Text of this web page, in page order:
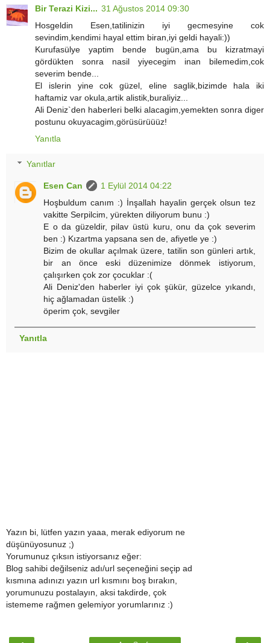
Bir Terazi Kizi... 31 Ağustos 2014 09:30
Hosgeldin Esen,tatilinizin iyi gecmesyine cok
sevindim,kendimi hayal ettim biran,iyi geldi hayali:))
Kurufasülye yaptim bende bugün,ama bu kizratmayi
gördükten sonra nasil yiyecegim inan bilemedim,cok
severim bende...
El islerin yine cok güzel, eline saglik,bizimde hala iki
haftamiz var okula,artik alistik,buraliyiz...
Ali Deniz`den haberleri belki alacagim,yemekten sonra diger
postunu okuyacagim,görüsürüüüz!
Yanıtla
Yanıtlar
Esen Can
1 Eylül 2014 04:22
Hoşbuldum canım :) İnşallah hayalin gerçek olsun tez
vakitte Serpilcim, yürekten diliyorum bunu :)
E o da güzeldir, pilav üstü kuru, onu da çok severim
ben :) Kızartma yapsana sen de, afiyetle ye :)
Bizim de okullar açılmak üzere, tatilin son günleri artık,
bir an önce eski düzenimize dönmek istiyorum,
çalışırken çok zor çocuklar :(
Ali Deniz'den haberler iyi çok şükür, güzelce yıkandı,
hiç ağlamadan üstelik :)
öperim çok, sevgiler
Yanıtla
Yazın bi, lütfen yazın yaaa, merak ediyorum ne
düşünüyosunuz ;)
Yorumunuz çıksın istiyorsanız eğer:
Blog sahibi değilseniz adı/url seçeneğini seçip ad
kısmına adınızı yazın url kısmını boş bırakın,
yorumunuzu postalayın, aksi takdirde, çok
istememe rağmen gelemiyor yorumlarınız :)